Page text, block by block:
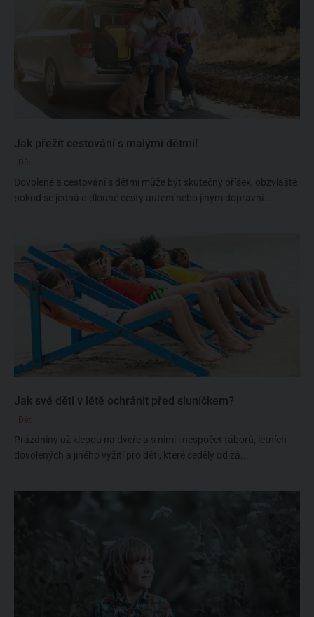
Jak přežít cestování s malými dětmi!
Děti
Dovolené a cestování s dětmi může být skutečný oříšek, obzvláště
pokud se jedná o dlouhé cesty autem nebo jiným dopravní...
Jak své děti v létě ochránit před sluníčkem?
Děti
Prázdniny už klepou na dveře a s nimi i nespočet táborů, letních
dovolených a jiného vyžití pro děti, které seděly od zá...